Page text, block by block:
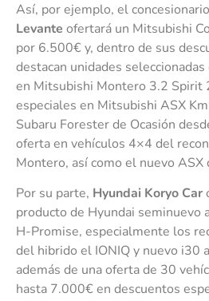
Así, por ejemplo, el
Levante ofertará un Mitsubishi
por 6.500€ y, dentro de sus
destacan unidades
en Mitsubishi Montero 3.2 Spirit
especiales en Mitsubishi ASX
Subaru Forester de Ocasión
oferta en vehículos 4×4 del
Montero, así como el nuevo
Por su parte, Hyundai Koryo Car
producto de Hyundai seminuevo
H-Promise, especialmente los
del hibrido el IONIQ y nuevo i30
además de una oferta de 30
hasta 7.000€ en descuentos